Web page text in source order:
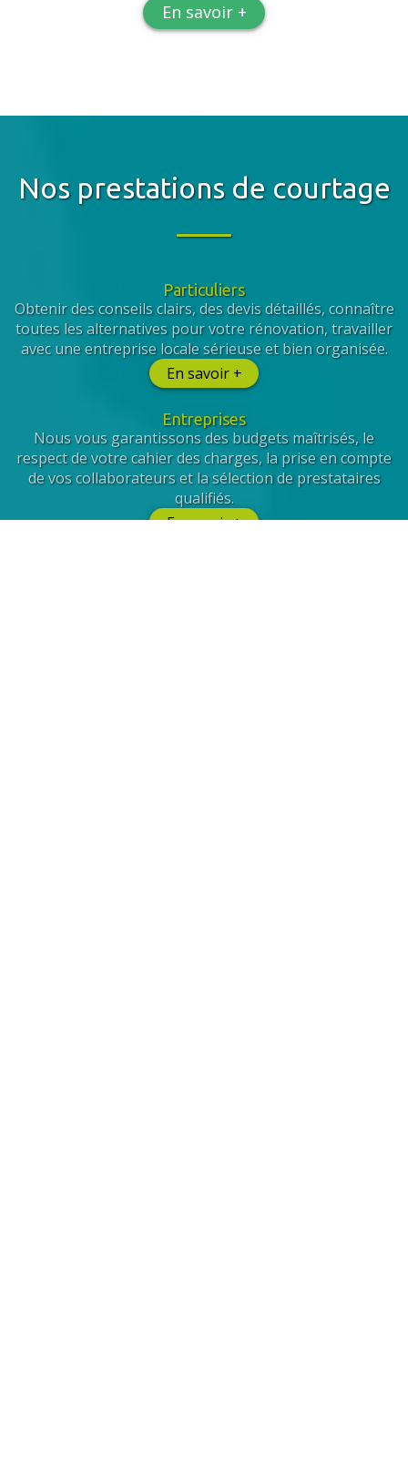
En savoir +
Nos prestations de courtage
Particuliers
Obtenir des conseils clairs, des devis détaillés, connaître
toutes les alternatives pour votre rénovation, travailler
avec une entreprise locale sérieuse et bien organisée.
En savoir +
Entreprises
Nous vous garantissons des budgets maîtrisés, le
respect de votre cahier des charges, la prise en compte
de vos collaborateurs et la sélection de prestataires
qualifiés.
En savoir +